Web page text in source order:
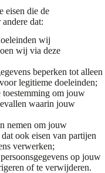
eisen die de
dat:
wij
wij via deze
beperken tot alleen
legitieme doeleinden;
om jouw
waarin jouw
nemen om jouw
ook eisen van partijen
verwerken;
op jouw
of te verwijderen.